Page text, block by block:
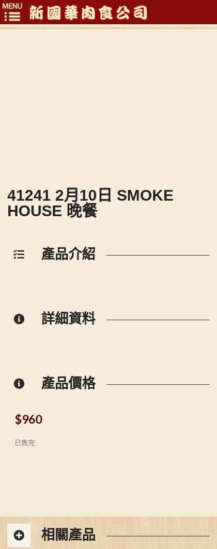
Toggle
41241 2月10日 SMOKE
HOUSE 晚餐
產品介紹
詳細資料
產品價格
$960
已售完
相關產品